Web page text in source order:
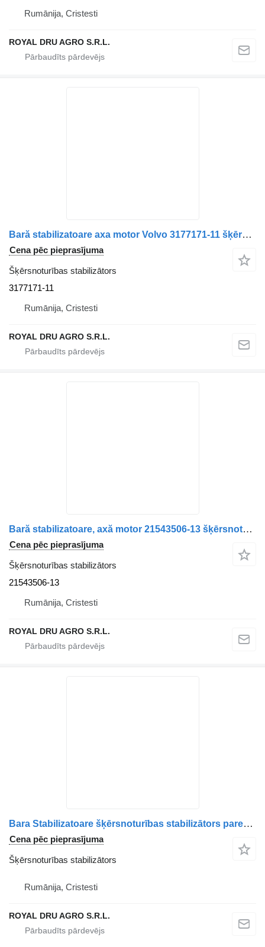
Rumānija, Cristesti
ROYAL DRU AGRO S.R.L.
Bară stabilizatoare axa motor Volvo 3177171-11 šķērsnoturības stabilizātors paredzēts kravas automašīnas
Cena pēc pieprasījuma
Šķērsnoturības stabilizātors
3177171-11
Rumānija, Cristesti
ROYAL DRU AGRO S.R.L.
Bară stabilizatoare, axă motor 21543506-13 šķērsnoturības stabilizātors paredzēts Volvo – 21543506 kravas automašīnas
Cena pēc pieprasījuma
Šķērsnoturības stabilizātors
21543506-13
Rumānija, Cristesti
ROYAL DRU AGRO S.R.L.
Bara Stabilizatoare šķērsnoturības stabilizātors paredzēts AXA Motor Volvo 21199808 kravas automašīnas
Cena pēc pieprasījuma
Šķērsnoturības stabilizātors
Rumānija, Cristesti
ROYAL DRU AGRO S.R.L.